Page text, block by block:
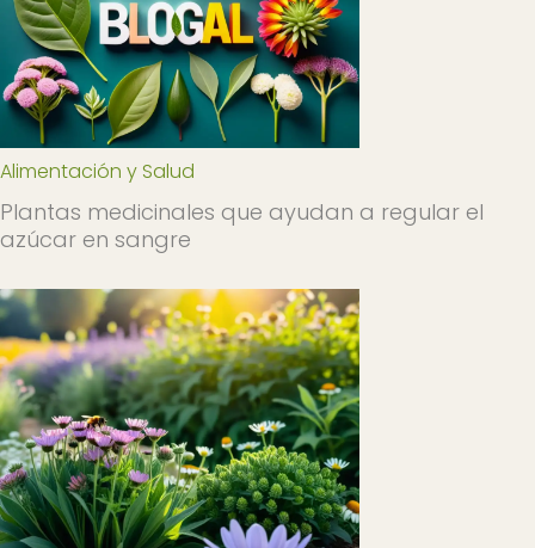
Alimentación y Salud
Plantas medicinales que ayudan a regular el
azúcar en sangre